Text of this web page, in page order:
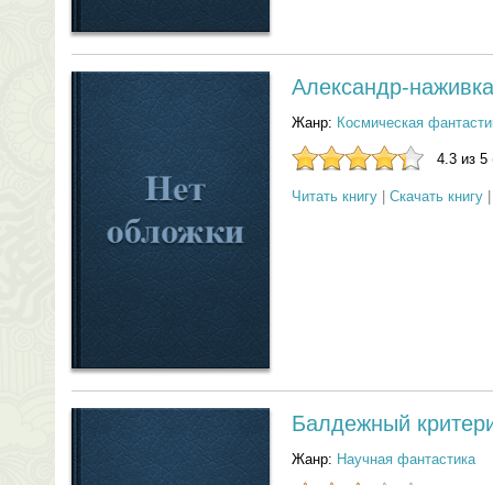
Александр-наживка
Жанр: Космическая
4.3 из 5
Читать книгу Скачать книгу
Балдежный
Жанр: Научная фантастика